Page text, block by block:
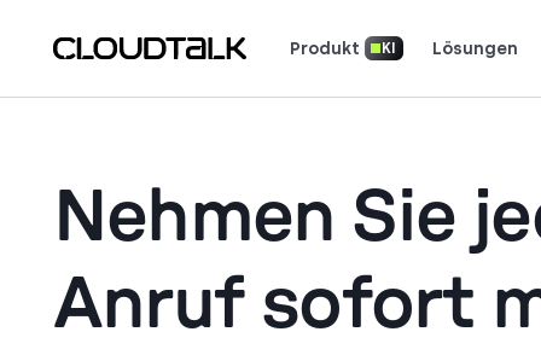
Produkt KI Lösungen
Nehmen Sie
Anruf sofort